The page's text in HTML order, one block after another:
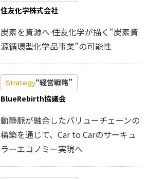
住友化学株式会社
炭素を資源へ―― 住友化学が描く“炭素資
源循環型化学品事業”の可能性
Strategy“経営戦略”
BlueRebirth協議会
動静脈が融合したバリューチェーンの
構築を通じて、Car to Carのサーキュ
ラーエコノミー実現へ